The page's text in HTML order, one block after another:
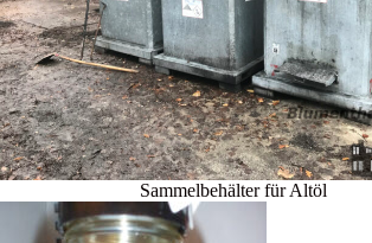
Sammelbehälter für Altöl